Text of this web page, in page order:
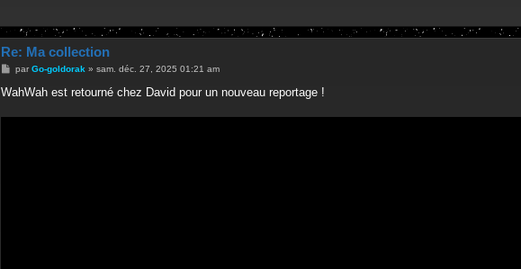
Re: Ma collection
M
s
par Go-goldorak» sam. déc. 27, 2025 01:21 am
WahWah est retourné chez David pour un nouveau reportage !